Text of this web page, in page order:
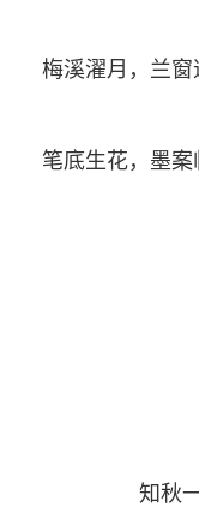
梅溪濯月，兰
笔底生花，墨
知秋